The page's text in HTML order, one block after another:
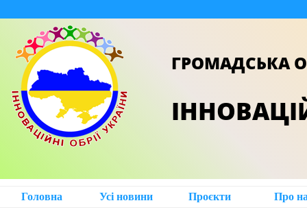
ГРОМАДСЬКА
Головна Усі новини Проєкти Про